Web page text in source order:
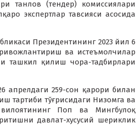
танлов (тендер) комиссиялари
экспертлар тавсияси асосида
Президентининг 2023 йил 6
ва истеъмолчилар
ташкил қилиш чора-тадбирлари
апрелдаги 259-сон қарори билан
тартиби тўғрисидаги Низомга ва
Поп ва Мингбулоқ
давлат-хусусий шериклик